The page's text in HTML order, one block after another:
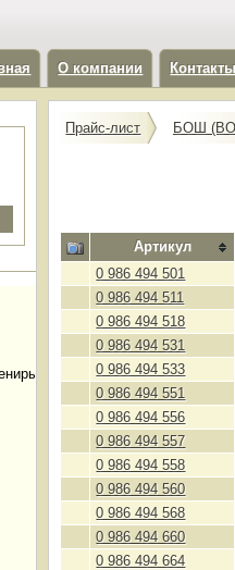
О компании Контакты
Прайс-лист БОШ
Артикул
0 986 494 501
0 986 494 511
0 986 494 518
0 986 494 531
0 986 494 533
0 986 494 551
0 986 494 556
0 986 494 557
0 986 494 558
0 986 494 560
0 986 494 568
0 986 494 660
0 986 494 664